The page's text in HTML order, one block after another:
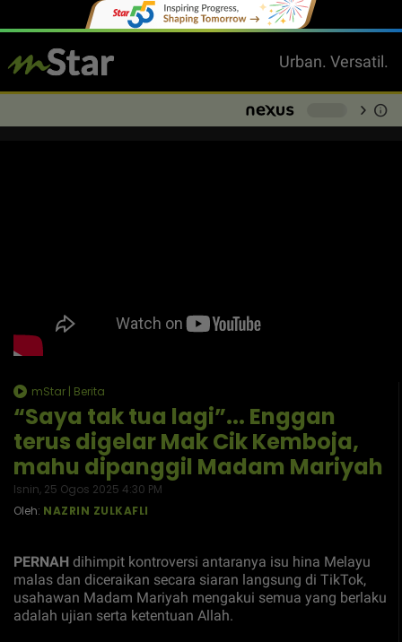
Urban. Versatil.
chevron_right info
mStar | Berita
“Saya tak tua lagi”... Enggan
terus digelar Mak Cik Kemboja,
mahu dipanggil Madam Mariyah
Isnin, 25 Ogos 2025 4:30 PM
Oleh: NAZRIN ZULKAFLI
PERNAH dihimpit kontroversi antaranya isu hina Melayu
malas dan diceraikan secara siaran langsung di TikTok,
usahawan Madam Mariyah mengakui semua yang berlaku
adalah ujian serta ketentuan Allah.